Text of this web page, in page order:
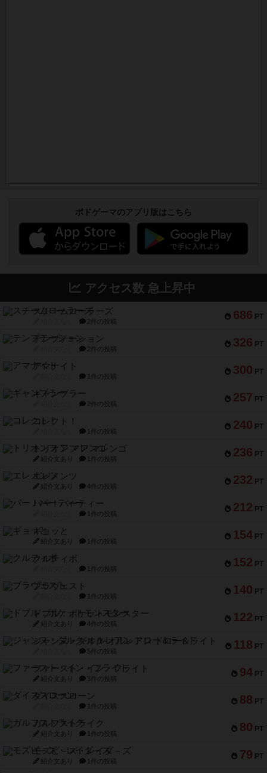
ボドゲーマのアプリ版はこちら
アクセス数 急上昇中
686 PT
スチームローラーズ
2件の投稿
326 PT
テンプテーション
2件の投稿
300 PT
アマナイト
1件の投稿
257 PT
ギャンブラー
2件の投稿
240 PT
コレクト！
1件の投稿
236 PT
トリオンフ ア マレンゴ
紹介文あり 1件の投稿
232 PT
エレメンツ
紹介文あり 4件の投稿
212 PT
バー！パーティー
1件の投稿
154 PT
ギョッと
紹介文あり 1件の投稿
152 PT
クルティボ
1件の投稿
140 PT
ブラヴェスト
1件の投稿
122 PT
ドブル：ポケットモンスター
紹介文あり 4件の投稿
118 PT
ジャンヌ・ダルク-オルレアン ドロー＆ライト
5件の投稿
94 PT
ファースト・イン・フライト
紹介文あり 3件の投稿
88 PT
ダイススローン
1件の投稿
80 PT
ガルフストライク
紹介文あり 1件の投稿
79 PT
モズビ－ズ・レイダ－ズ
紹介文あり 1件の投稿